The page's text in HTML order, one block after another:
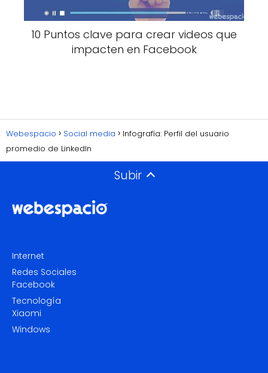
10 Puntos clave para crear videos que
impacten en Facebook
Webespacio Social media
Infografía: Perfil del usuario
promedio de LinkedIn
Subir
Internet
Redes Sociales
Facebook
Tecnología
Xiaomi
Windows